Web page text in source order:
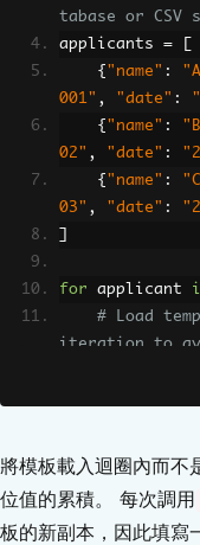
tabase or CSV
applicants =
{ "name" :
001" , "date" :
{ "name" :
02" , "date" :
{ "name" :
03" , "date" :
for applicant
# Load
iteration to
# Fill
cord
(
將模板載入迴圈內而不
位值的累積。 每次調用
板的新副本，因此填寫